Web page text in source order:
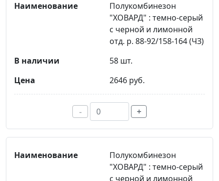
Полукомбинезон
"ХОВАРД" : темно-серый
с черной и лимонной
отд. р. 88-92/158-164 (ЧЗ)
58 шт.
2646 руб.
- +
Полукомбинезон
"ХОВАРД" : темно-серый
с черной и лимонной